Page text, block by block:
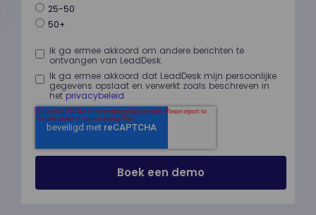
25-50
50+
Ik ga ermee akkoord om andere berichten te
ontvangen van LeadDesk.
Ik ga ermee akkoord dat LeadDesk mijn persoonlijke
gegevens opslaat en verwerkt zoals beschreven in
het privacybeleid.